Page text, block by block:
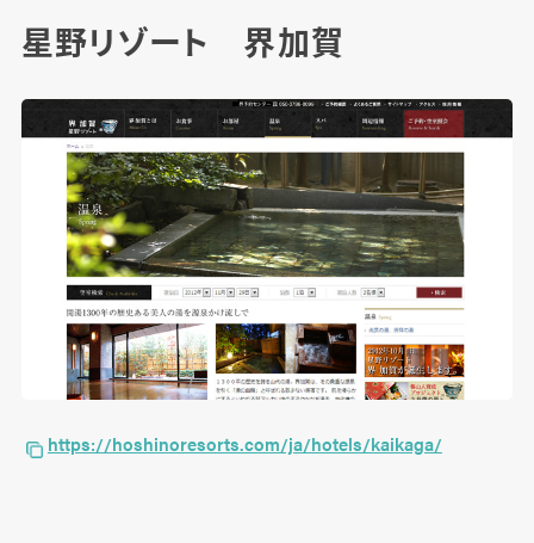
星野リゾート 界加賀
https://hoshinoresorts.com/ja/hotels/kaikaga/